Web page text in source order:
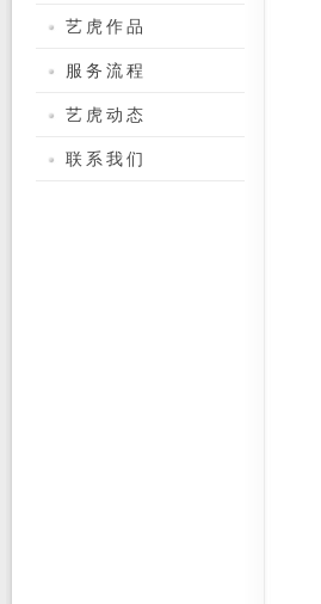
艺虎作品
服务流程
艺虎动态
联系我们